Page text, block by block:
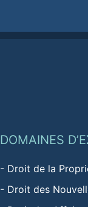
DOMAINES
- Droit de la
- Droit des